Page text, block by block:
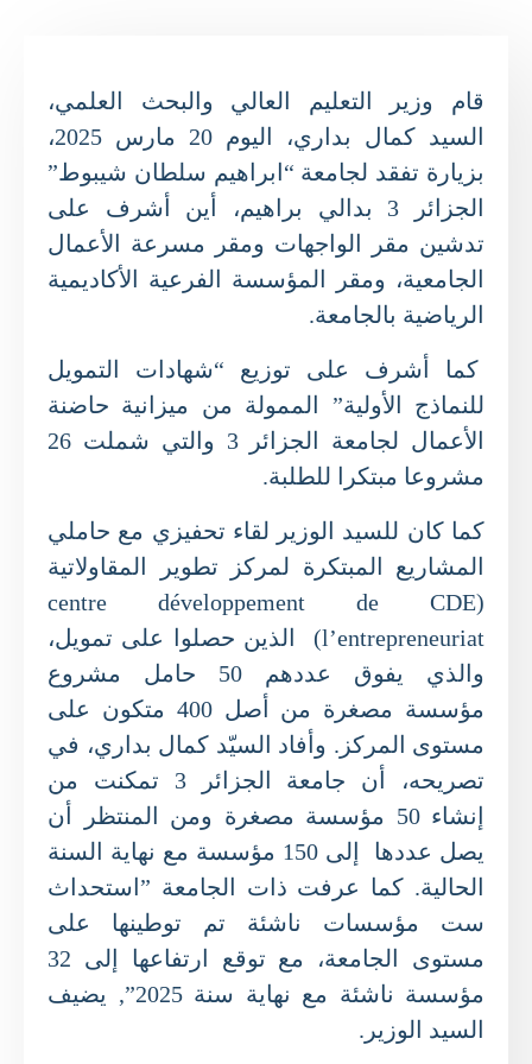
قام وزير التعليم العالي والبحث العلمي،
السيد كمال بداري، اليوم 20 مارس 2025،
بزيارة تفقد لجامعة “ابراهيم سلطان شيبوط”
الجزائر 3 بدالي براهيم، أين أشرف على
تدشين مقر الواجهات ومقر مسرعة الأعمال
الجامعية، ومقر المؤسسة الفرعية الأكاديمية
الرياضية بالجامعة.
كما أشرف على توزيع “شهادات التمويل
للنماذج الأولية” الممولة من ميزانية حاضنة
الأعمال لجامعة الجزائر 3 والتي شملت 26
مشروعا مبتكرا للطلبة.
كما كان للسيد الوزير لقاء تحفيزي مع حاملي
المشاريع المبتكرة لمركز تطوير المقاولاتية
(centre développement de CDE
l’entrepreneuriat) الذين حصلوا على تمويل،
والذي يفوق عددهم 50 حامل مشروع
مؤسسة مصغرة من أصل 400 متكون على
مستوى المركز. وأفاد السيّد كمال بداري، في
تصريحه، أن جامعة الجزائر 3 تمكنت من
إنشاء 50 مؤسسة مصغرة ومن المنتظر أن
يصل عددها إلى 150 مؤسسة مع نهاية السنة
الحالية. كما عرفت ذات الجامعة ”استحداث
ست مؤسسات ناشئة تم توطينها على
مستوى الجامعة، مع توقع ارتفاعها إلى 32
مؤسسة ناشئة مع نهاية سنة 2025”, يضيف
السيد الوزير.